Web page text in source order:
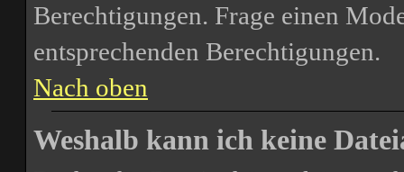
Berechtigungen. Frage einen
entsprechenden Berechtigungen.
Nach oben
Weshalb kann ich keine